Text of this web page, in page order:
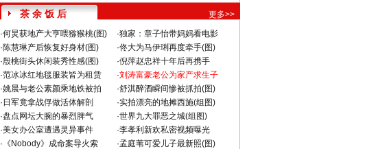
茶 余 饭 后
更多>>
·何炅获地产大亨喂猕猴桃(图) ·独家：章子怡带妈妈看电影
·陈慧琳产后恢复好身材(图) ·佟大为马伊琍再度牵手(图)
·殷桃街头休闲装秀性感(图) ·倪萍赵忠祥十年后再携手
·范冰冰红地毯服装皆为租赁 ·刘涛富豪老公为家产求生子
·姚晨与老公素颜乘地铁被拍 ·舒淇醉酒瞬间惨被抓拍(图)
· 日军竟拿战俘做活体解剖 ·实拍漂亮的地摊西施(组图)
·盘点网坛大腕的暴烈脾气 ·世界九大罪恶之城(组图)
·美女办公室遭遇灵异事件 ·李孝利新欢私密视频曝光
· 《Nobody》成命案导火索 ·孟庭苇可爱儿子最新照(图)